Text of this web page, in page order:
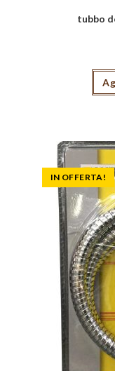
tubbo
IN OFFERTA!